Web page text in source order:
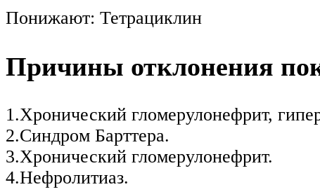
Понижают: Тетрациклин
Причины отклонения
1.Хронический гломерулонефрит,
2.Синдром Барттера.
3.Хронический гломерулонефрит.
4.Нефролитиаз.